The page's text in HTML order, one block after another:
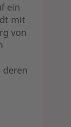
ein
mit
von